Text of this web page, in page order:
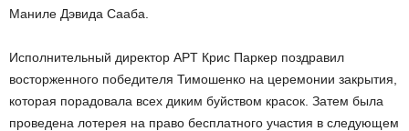
Маниле Дэвида Сааба.
Исполнительный директор APT Крис Паркер поздравил
восторженного победителя Тимошенко на церемонии закрытия,
которая порадовала всех диким буйством красок. Затем была
проведена лотерея на право бесплатного участия в следующем